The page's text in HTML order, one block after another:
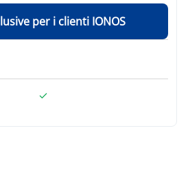
per i clienti IONOS